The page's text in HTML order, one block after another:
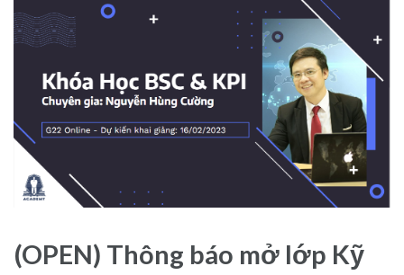
(OPEN) Thông báo mở lớp Kỹ